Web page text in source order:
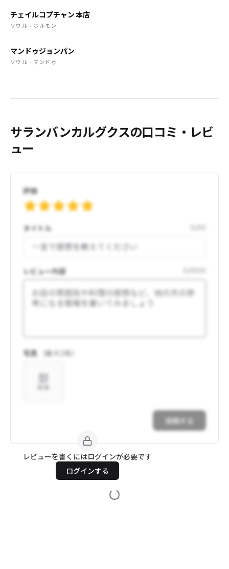
チェイルコプチャン 本店
ソウル · ホルモン
マンドゥジョンパン
ソウル · マンドゥ
サランバンカルグクスの口コミ・レビ
ュー
評価
タイトル
レビュー内容
写真 （最大 枚）
投稿する
レビューを書くにはログインが必要です
ログインする